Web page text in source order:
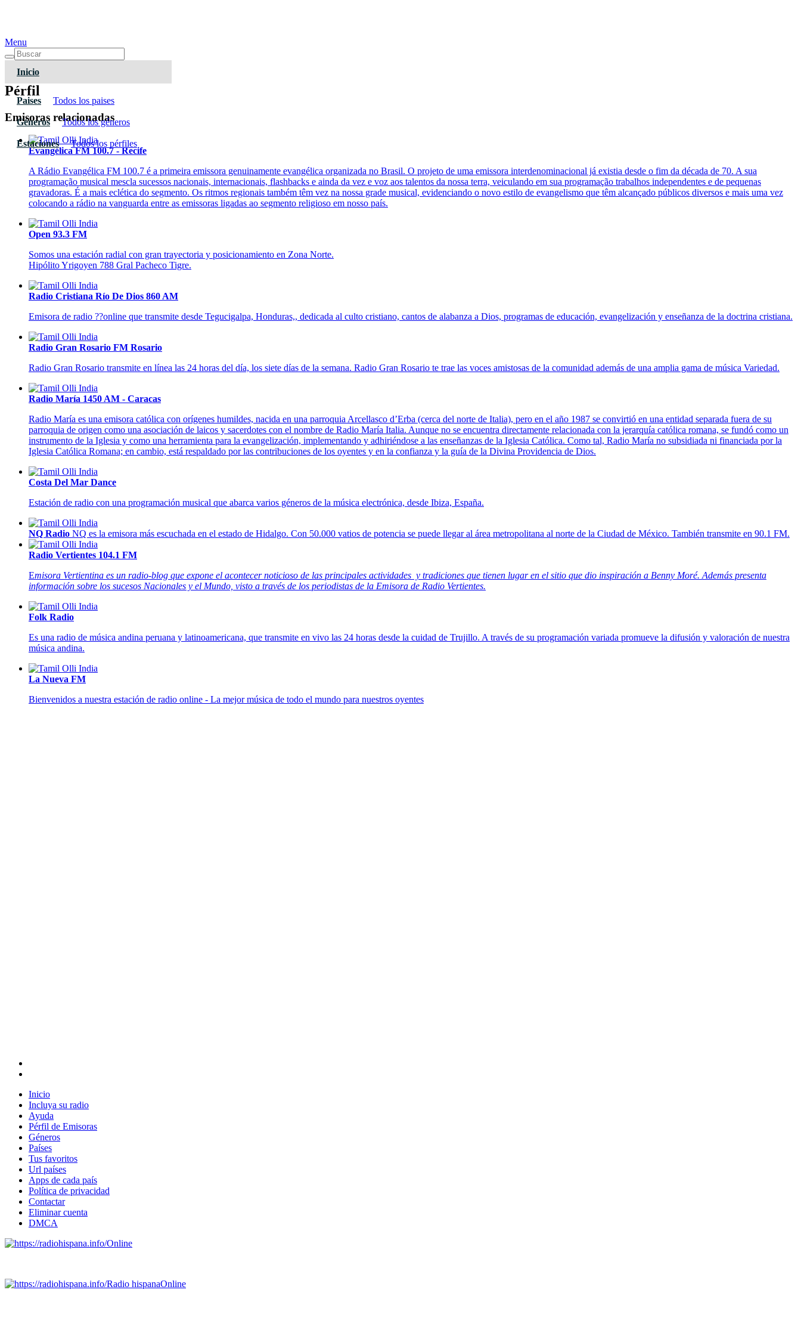
Menu
Inicio
Paises Todos los paises
Géneros Todos los géneros
Estaciones Todos los pérfiles
Pérfil
Emisoras relacionadas
Evangélica FM 100.7 - Recife
A Rádio Evangélica FM 100.7 é a primeira emissora genuinamente evangélica organizada no Brasil. O projeto de uma emissora interdenominacional já existia desde o fim da década de 70. A sua
programação musical mescla sucessos nacionais, internacionais, flashbacks e ainda da vez e voz aos talentos da nossa terra, veiculando em sua programação trabalhos independentes e de pequenas
gravadoras. É a mais eclética do segmento. Os ritmos regionais também têm vez na nossa grade musical, evidenciando o novo estilo de evangelismo que têm alcançado públicos diversos e mais uma vez
colocando a rádio na vanguarda entre as emissoras ligadas ao segmento religioso em nosso país.
Open 93.3 FM
Somos una estación radial con gran trayectoria y posicionamiento en Zona Norte.
Hipólito Yrigoyen 788 Gral Pacheco Tigre.
Radio Cristiana Río De Dios 860 AM
Emisora de radio ??online que transmite desde Tegucigalpa, Honduras,, dedicada al culto cristiano, cantos de alabanza a Dios, programas de educación, evangelización y enseñanza de la doctrina cristiana.
Radio Gran Rosario FM Rosario
Radio Gran Rosario transmite en línea las 24 horas del día, los siete días de la semana. Radio Gran Rosario te trae las voces amistosas de la comunidad además de una amplia gama de música Variedad.
Radio María 1450 AM - Caracas
Radio María es una emisora católica con orígenes humildes, nacida en una parroquia Arcellasco d’Erba (cerca del norte de Italia), pero en el año 1987 se convirtió en una entidad separada fuera de su
parroquia de origen como una asociación de laicos y sacerdotes con el nombre de Radio María Italia. Aunque no se encuentra directamente relacionada con la jerarquía católica romana, se fundó como un
instrumento de la Iglesia y como una herramienta para la evangelización, implementando y adhiriéndose a las enseñanzas de la Iglesia Católica. Como tal, Radio María no subsidiada ni financiada por la
Iglesia Católica Romana; en cambio, está respaldado por las contribuciones de los oyentes y en la confianza y la guía de la Divina Providencia de Dios.
Costa Del Mar Dance
Estación de radio con una programación musical que abarca varios géneros de la música electrónica, desde Ibiza, España.
NQ Radio NQ es la emisora más escuchada en el estado de Hidalgo. Con 50.000 vatios de potencia se puede llegar al área metropolitana al norte de la Ciudad de México. También transmite en 90.1 FM.
Radio Vertientes 104.1 FM
Emisora Vertientina es un radio-blog que expone el acontecer noticioso de las principales actividades y tradiciones que tienen lugar en el sitio que dio inspiración a Benny Moré. Además presenta
información sobre los sucesos Nacionales y el Mundo, visto a través de los periodistas de la Emisora de Radio Vertientes.
Folk Radio
Es una radio de música andina peruana y latinoamericana, que transmite en vivo las 24 horas desde la cuidad de Trujillo. A través de su programación variada promueve la difusión y valoración de nuestra
música andina.
La Nueva FM
Bienvenidos a nuestra estación de radio online - La mejor música de todo el mundo para nuestros oyentes
Inicio
Incluya su radio
Ayuda
Pérfil de Emisoras
Géneros
Países
Tus favoritos
Url países
Apps de cada país
Política de privacidad
Contactar
Eliminar cuenta
DMCA
Online
Radio hispanaOnline